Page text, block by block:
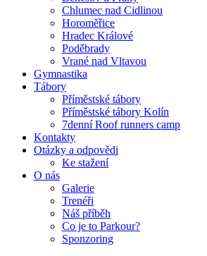
Chlumec nad Cidlinou
Horoměřice
Hradec Králové
Poděbrady
Vrané nad Vltavou
Gymnastika
Tábory
Příměstské tábory
Příměstské tábory Kolín
7denní Roof runners camp
Kontakty
Otázky a odpovědi
Ke stažení
O nás
Galerie
Trenéři
Náš příběh
Co je to Parkour?
Sponzoring